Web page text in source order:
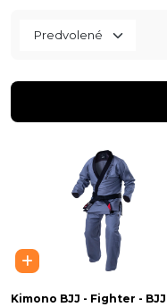
Kimono BJJ - Fighter - BJJ